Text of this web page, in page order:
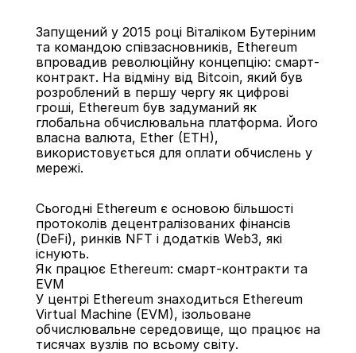
Запущений у 2015 році Віталіком Бутеріним
та командою співзасновників, Ethereum
впровадив революційну концепцію: смарт-
контракт. На відміну від Bitcoin, який був
розроблений в першу чергу як цифрові
гроші, Ethereum був задуманий як
глобальна обчислювальна платформа. Його
власна валюта, Ether (ETH),
використовується для оплати обчислень у
мережі.
Сьогодні Ethereum є основою більшості
протоколів децентралізованих фінансів
(DeFi), ринків NFT і додатків Web3, які
існують.
Як працює Ethereum: смарт-контракти та
EVM
У центрі Ethereum знаходиться Ethereum
Virtual Machine (EVM), ізольоване
обчислювальне середовище, що працює на
тисячах вузлів по всьому світу.